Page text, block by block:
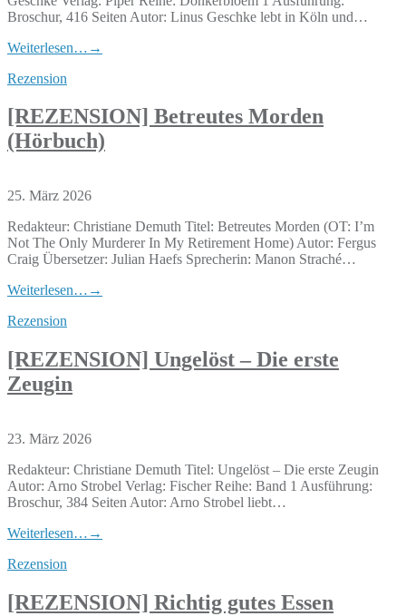
Broschur, 416 Seiten Autor: Linus Geschke lebt in Köln und…
Weiterlesen… →
Rezension
[REZENSION] Betreutes Morden
(Hörbuch)
25. März 2026
Redakteur: Christiane Demuth Titel: Betreutes Morden (OT: I’m
Not The Only Murderer In My Retirement Home) Autor: Fergus
Craig Übersetzer: Julian Haefs Sprecherin: Manon Straché…
Weiterlesen… →
Rezension
[REZENSION] Ungelöst – Die erste
Zeugin
23. März 2026
Redakteur: Christiane Demuth Titel: Ungelöst – Die erste Zeugin
Autor: Arno Strobel Verlag: Fischer Reihe: Band 1 Ausführung:
Broschur, 384 Seiten Autor: Arno Strobel liebt…
Weiterlesen… →
Rezension
[REZENSION] Richtig gutes Essen